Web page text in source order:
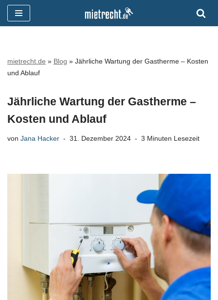
Zum
mietrecht.de » Blog » Jährliche Wartung der Gastherme – Kosten
und Ablauf
Jährliche Wartung der Gastherme –
Kosten und Ablauf
von Jana Hacker 31. Dezember 2024 3 Minuten Lesezeit